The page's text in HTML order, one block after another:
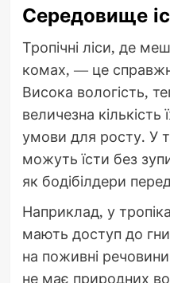
Середовище
Тропічні ліси, де
комах, — це
Висока вологість,
величезна кількість
умови для росту. У
можуть їсти без
як бодібілдери
Наприклад, у
мають доступ до
на поживні
не має природних